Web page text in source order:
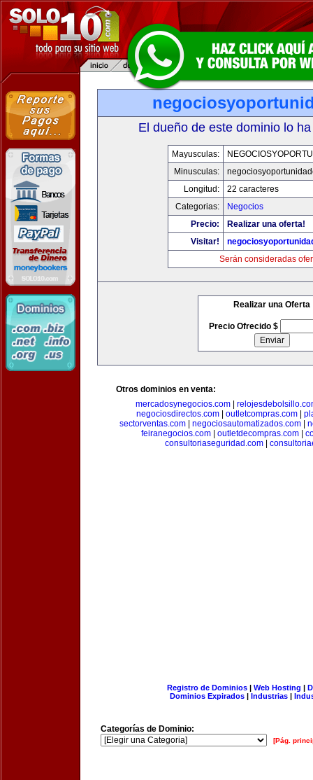
El dueño de este dominio lo
Mayusculas:
Minusculas:
Longitud:
22 caracteres
Categorias:
Negocios
Precio:
Realizar una oferta!
Visitar!
Serán consideradas
Realizar una Oferta
Precio Ofrecido $
Otros dominios en venta:
mercadosynegocios.com
negociosdirectos.com
outletcompras.com
sectorventas.com
negociosautomatizados.com
feiranegocios.com| outletdecompras.com|
consultoriaseguridad.com
Registro de Dominios| Web Hosting |
Dominios Expirados | Industrias |
Categorías de Dominio:
[Pág.